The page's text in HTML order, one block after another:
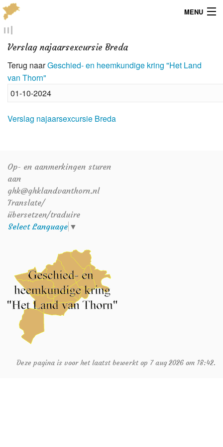
MENU
Menu
Dialect
Locaties
Kaarten
Verenigingsinfo
Verslag najaarsexcursie Breda
Terug naarGeschied- en heemkundige kring "Het Land
van Thorn"
01-10-2024
Verslag najaarsexcursie Breda
Op- en aanmerkingen sturen
aan
ghk@ghklandvanthorn.nl
Translate/
übersetzen/traduire
Select Language ▼
Deze pagina is voor het laatst bewerkt op 7 aug 2026 om 18:42.